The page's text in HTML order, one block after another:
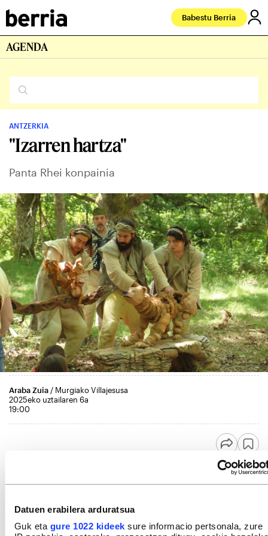
Datuen erabilera arduratsua
Guk eta gure 1022 kideek sure informacio pertsonala, zure
Babestu Berria
AGENDA
ANTZERKIA
"Izarren hartza"
Panta Rhei konpainia
Araba Zuia / Murgiako Villajesusa
2025eko uztailaren 6a
19:00